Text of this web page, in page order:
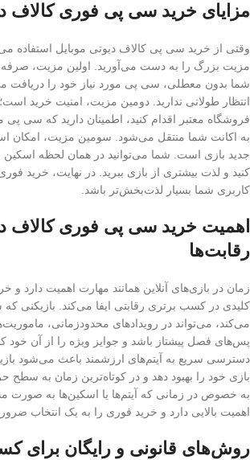
مزایای خرید سی پی فوری کالاف
وقتی از خرید سی پی کالاف دیوتی موبایل استفاده
مزیت بزرگ را به دست می‌آورید. اولین مزیت،
شما بدون معطلی، سی پی مورد نیاز خود را دریافت
انتظار طولانی ندارید. دومین مزیت، امنیت خرید
فروشگاه معتبر اقدام کنید، اطمینان دارید که سی
به اکانت شما منتقل می‌شود. سومین مزیت، امکان
جدید بازی است. شما می‌توانید در همان لحظه اسکین
کنید و لذت بیشتری از بازی ببرید. در نهایت، خرید
کاربری شما بسیار لذت‌بخش‌تر باشد.
اهمیت خرید سی پی فوری کالاف
رقابت‌ها
می‌کند، می‌تواند در رویدادهای محدودزمانی،
پس‌های فصل پیشتاز باشد و جوایز ویژه را از آن خود
دسترسی سریع به آیتم‌های ارزشمند باعث می‌شود
بازی خود را بهبود دهد و در کوتاه‌ترین زمان به
به خصوص در زمانی که آیتم‌ها یا اسکین‌ها به صورت
اهمیت بالایی دارد و خرید فوری را به یک انتخاب